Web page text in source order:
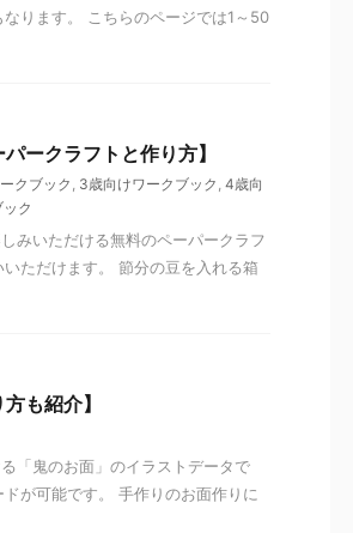
ります。 こちらのページでは1～50
ークラフトと作り方】
クブック 3歳向けワークブック 4歳向
ク
みいただける無料のペーパークラフ
ただけます。 節分の豆を入れる箱
も紹介】
「鬼のお面」のイラストデータで
が可能です。 手作りのお面作りに